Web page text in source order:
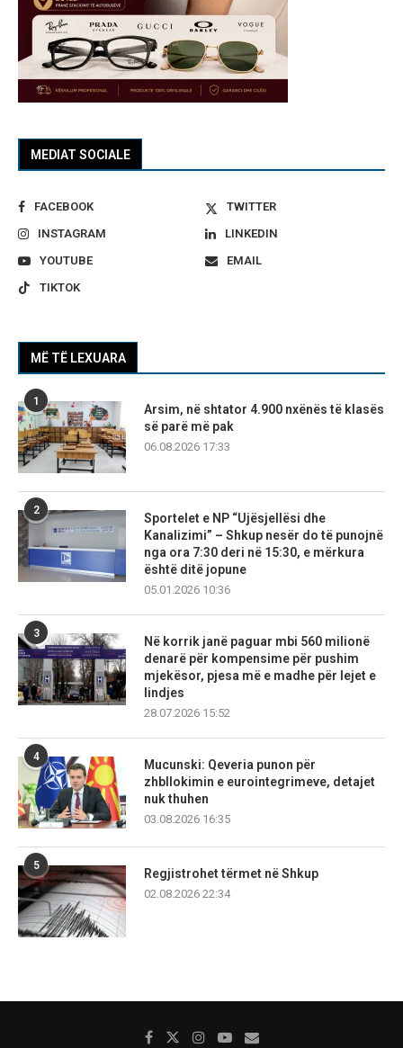
MEDIAT SOCIALE
FACEBOOK
TWITTER
INSTAGRAM
LINKEDIN
YOUTUBE
EMAIL
TIKTOK
MË TË LEXUARA
1
Arsim, në shtator 4.900 nxënës të klasës
së parë më pak
06.08.2026 17:33
2
Sportelet e NP “Ujësjellësi dhe
Kanalizimi” – Shkup nesër do të punojnë
nga ora 7:30 deri në 15:30, e mërkura
është ditë jopune
05.01.2026 10:36
3
Në korrik janë paguar mbi 560 milionë
denarë për kompensime për pushim
mjekësor, pjesa më e madhe për lejet e
lindjes
28.07.2026 15:52
4
Mucunski: Qeveria punon për
zhbllokimin e eurointegrimeve, detajet
nuk thuhen
03.08.2026 16:35
5
Regjistrohet tërmet në Shkup
02.08.2026 22:34